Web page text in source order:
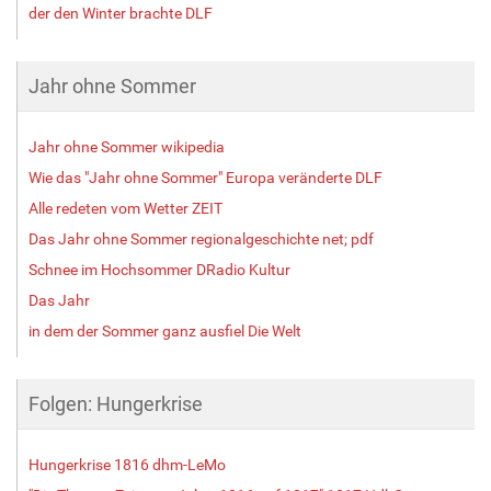
der den Winter brachte DLF
Jahr ohne Sommer
Jahr ohne Sommer wikipedia
Wie das "Jahr ohne Sommer" Europa veränderte DLF
Alle redeten vom Wetter ZEIT
Das Jahr ohne Sommer regionalgeschichte net; pdf
Schnee im Hochsommer DRadio Kultur
Das Jahr
in dem der Sommer ganz ausfiel Die Welt
Folgen: Hungerkrise
Hungerkrise 1816 dhm-LeMo